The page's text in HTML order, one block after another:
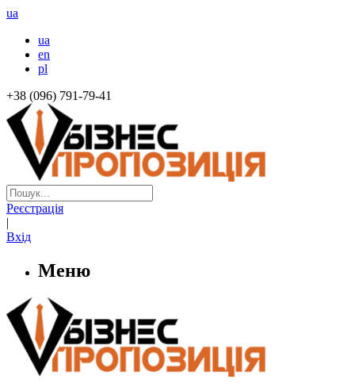
ua
ua
en
pl
+38 (096) 791-79-41
Реєстрація
|
Вхід
Меню